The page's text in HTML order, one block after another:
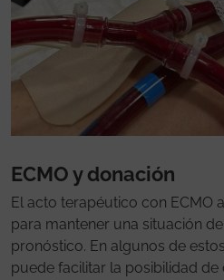
ECMO y donación
El acto terapéutico con ECMO
para mantener una situación
pronóstico. En algunos de
puede facilitar la posibilidad